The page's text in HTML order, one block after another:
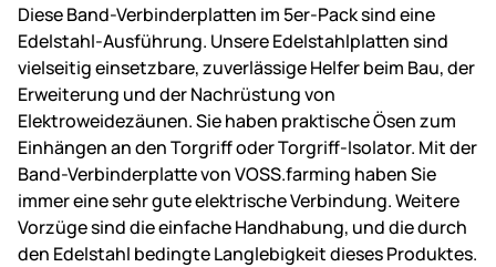
Diese Band-Verbinderplatten im 5er-Pack sind eine
Edelstahl-Ausführung. Unsere Edelstahlplatten sind
vielseitig einsetzbare, zuverlässige Helfer beim Bau, der
Erweiterung und der Nachrüstung von
Elektroweidezäunen. Sie haben praktische Ösen zum
Einhängen an den Torgriff oder Torgriff-Isolator. Mit der
Band-Verbinderplatte von VOSS.farming haben Sie
immer eine sehr gute elektrische Verbindung. Weitere
Vorzüge sind die einfache Handhabung, und die durch
den Edelstahl bedingte Langlebigkeit dieses Produktes.